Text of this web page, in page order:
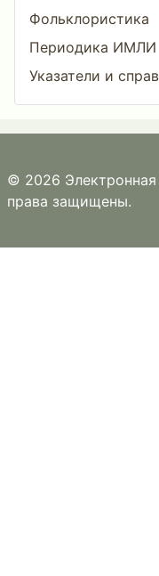
Фольклористика
Периодика ИМЛИ
Указатели и
© 2026
права защищены.